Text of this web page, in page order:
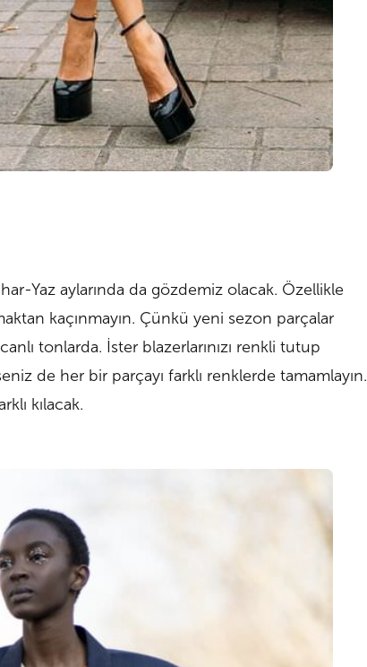
Yaz aylarında da gözdemiz olacak. Özellikle
kaçınmayın. Çünkü yeni sezon parçalar
tonlarda. İster blazerlarınızı renkli tutup
de her bir parçayı farklı renklerde tamamlayın.
kılacak.